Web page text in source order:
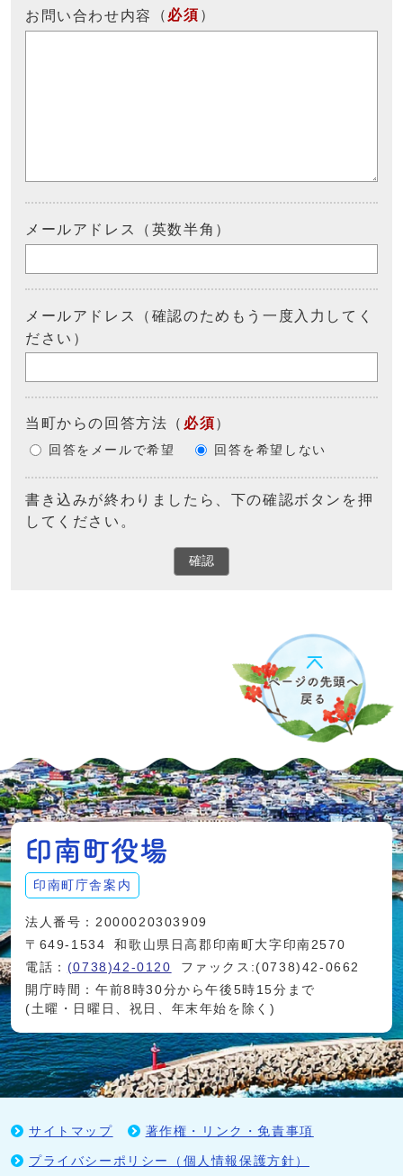
お問い合わせ内容 （ 必須 ）
メールアドレス（英数半角）
メールアドレス（確認のためもう一度入力してく
ださい）
当町からの回答方法 （ 必須）
回答をメールで希望 回答を希望しない
書き込みが終わりましたら、下の確認ボタンを押
してください。
確認
印南町庁舎案内
法人番号：2000020303909
〒649-1534
和歌山県日高郡印南町大字印南2570
電話： (0738)42-0120
ファックス:(0738)42-0662
開庁時間：午前8時30分から午後5時15分まで
(土曜・日曜日、祝日、年末年始を除く)
サイトマップ 著作権・リンク・免責事項
プライバシーポリシー（個人情報保護方針）